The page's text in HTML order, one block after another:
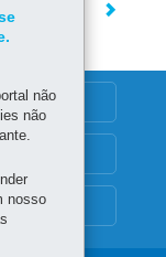
não
não
nosso